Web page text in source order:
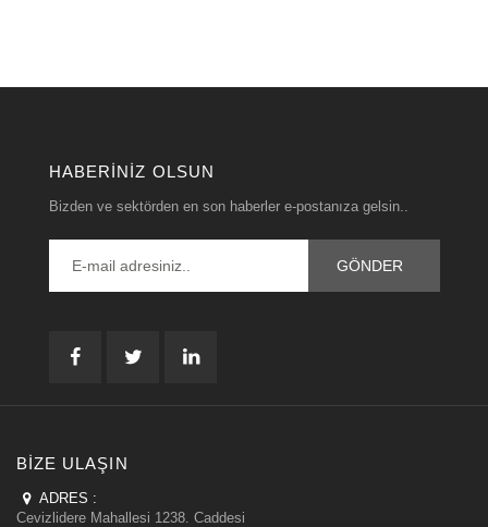
HABERINIZ OLSUN
Bizden ve sektörden en son haberler e-postanıza gelsin..
BIZE ULAŞIN
ADRES :
Cevizlidere Mahallesi 1238. Caddesi